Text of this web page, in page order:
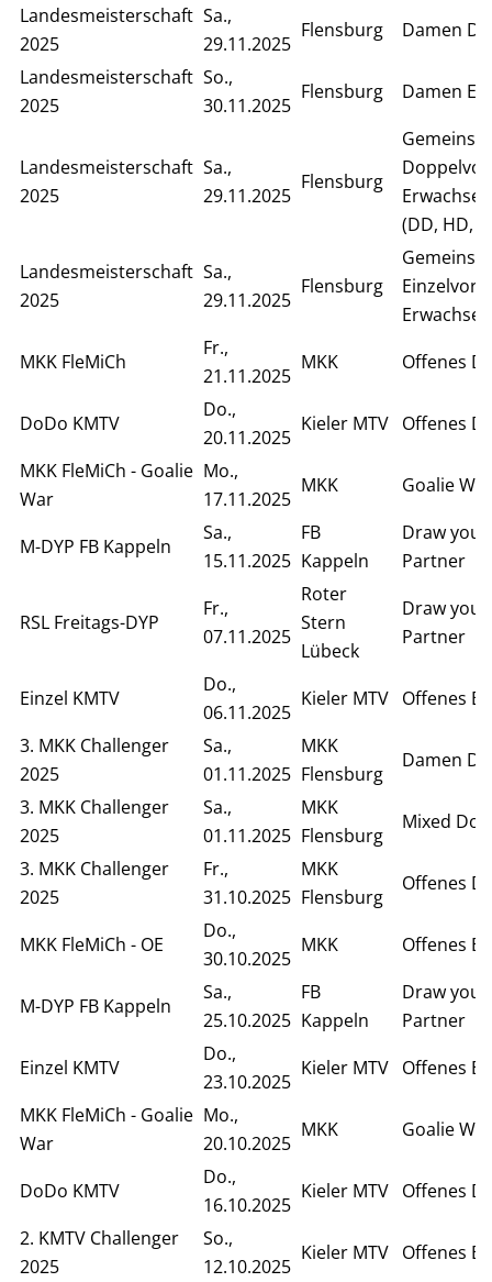
Landesmeisterschaft
2025
Sa.,
29.11.2025
Flensburg
Damen
Landesmeisterschaft
2025
So.,
30.11.2025
Flensburg Damen
Landesmeisterschaft
2025
Sa.,
29.11.2025
Flensburg
(DD, HD,
Landesmeisterschaft
2025
Sa.,
29.11.2025
Flensburg
MKK FleMiCh
Fr.,
21.11.2025
MKK Offenes
DoDo KMTV
Do.,
20.11.2025
Kieler MTV Offenes
MKK FleMiCh - Goalie
War
Mo.,
17.11.2025
MKK Goalie War
M-DYP FB Kappeln
Sa.,
15.11.2025
FB
Kappeln
Draw your
Partner
RSL Freitags-DYP
Fr.,
07.11.2025
Roter
Stern
Lübeck
Draw your
Partner
Einzel KMTV
Do.,
06.11.2025
Kieler MTV Offenes
3. MKK Challenger
2025
Sa.,
01.11.2025
MKK
Flensburg
Damen
3. MKK Challenger
2025
Sa.,
01.11.2025
MKK
Flensburg
Mixed
3. MKK Challenger
2025
Fr.,
31.10.2025
MKK
Flensburg
Offenes
MKK FleMiCh - OE
Do.,
30.10.2025
MKK Offenes
M-DYP FB Kappeln
Sa.,
25.10.2025
FB
Kappeln
Draw your
Partner
Einzel KMTV
Do.,
23.10.2025
Kieler MTV Offenes
MKK FleMiCh - Goalie
War
Mo.,
20.10.2025
MKK Goalie War
DoDo KMTV
Do.,
16.10.2025
Kieler MTV Offenes
2. KMTV Challenger
2025
So.,
12.10.2025
Kieler MTV Offenes